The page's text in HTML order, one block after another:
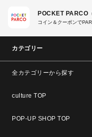
POCKET PARCO
コイン＆クーポンで
カテゴリー
全カテゴリーから探す
culture TOP
POP-UP SHOP TOP